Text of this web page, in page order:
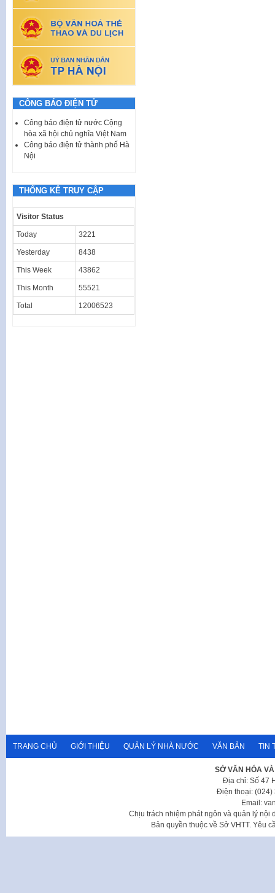
CÔNG BÁO ĐIỆN TỬ
Công báo điện tử nước Cộng
hòa xã hội chủ nghĩa Việt Nam
Công báo điện tử thành phố Hà
Nội
THỐNG KÊ TRUY CẬP
Visitor Status
Today 3221
Yesterday 8438
This Week 43862
This Month 55521
Total 12006523
TRANG CHỦ GIỚI THIỆU QUẢN LÝ NHÀ NƯỚC VĂN BẢN TIN
SỞ VĂN HÓA
Địa chỉ: Số 47
Điện thoại: (024)
Email:
Chịu trách nhiệm phát ngôn và quản lý nội
Bản quyền thuộc về Sở VHTT. Yêu